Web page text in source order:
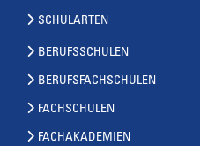
SCHULARTEN
BERUFSSCHULEN
BERUFSFACHSCHULEN
FACHSCHULEN
FACHAKADEMIEN